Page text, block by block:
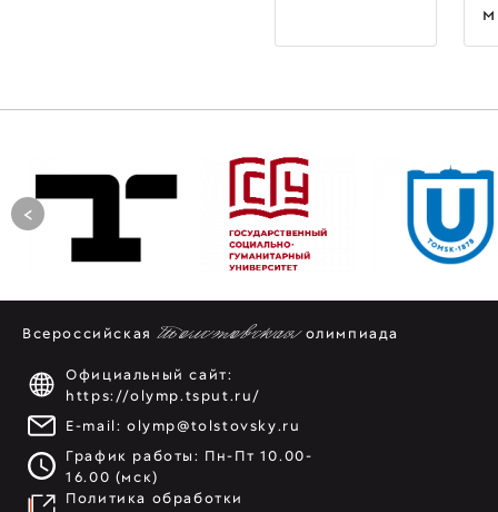
<
ВсероссийскаяТолстовскаяолимпиада
Официальный сайт:
https://olymp.tsput.ru/
E-mail: olymp@tolstovsky.ru
График работы: Пн-Пт 10.00-
16.00 (мск)
Политика обработки